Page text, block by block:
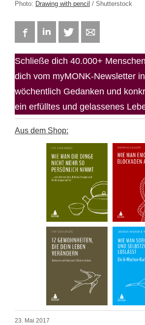
Photo: Drawing with pencil / Shutterstock
FacebookLinkedIn Twitter
Schließe dich 40.000+
dich vom myMONK-Newsletter
wöchentlich Gedanken und
ein erfülltes und gelassenes
Aus dem Shop:
23. Mai 2017